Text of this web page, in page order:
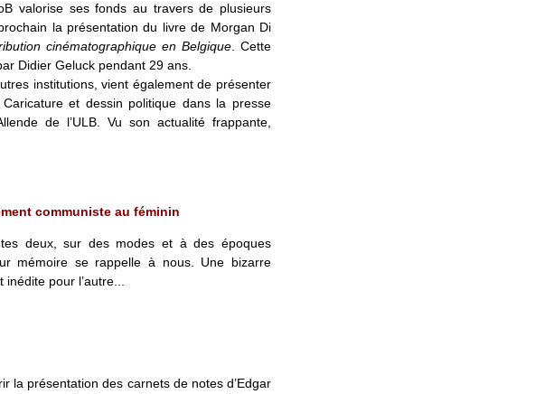
valorise ses fonds au travers de plusieurs
la présentation du livre de Morgan Di
cinématographique en Belgique. Cette
Didier Geluck pendant 29 ans.
institutions, vient également de présenter
et dessin politique dans la presse
de l’ULB. Vu son actualité frappante,
communiste au féminin
deux, sur des modes et à des époques
mémoire se rappelle à nous. Une bizarre
pour l’autre...
la présentation des carnets de notes d’Edgar